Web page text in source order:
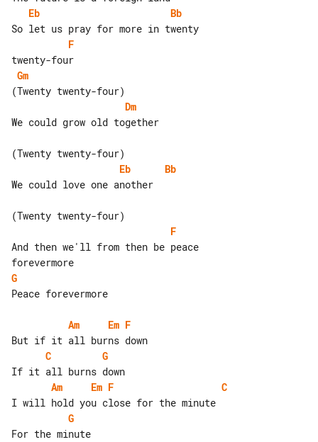
Eb
Bb
F
Gm
Dm
We could grow old together
Eb
Bb
We could love one another
F
And then we'll from then be peace
G
Peace forevermore
Am Em F
C
G
Am
Em F
C
G
For the minute